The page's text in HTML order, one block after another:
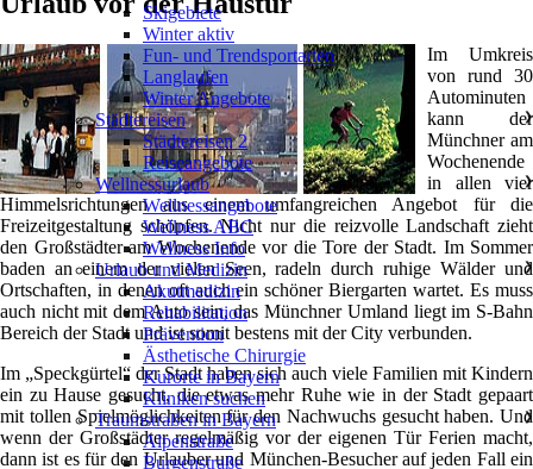
Im Umkreis
von rund 30
Autominuten
kann der
Münchner am
Wochenende
in allen vier
Himmelsrichtungen aus einem umfangreichen Angebot für die
Freizeitgestaltung schöpfen. Nicht nur die reizvolle Landschaft zieht
den Großstädter am Wochenende vor die Tore der Stadt. Im Sommer
baden an einem der vielen Seen, radeln durch ruhige Wälder und
Ortschaften, in denen oft auch ein schöner Biergarten wartet. Es muss
auch nicht mit dem Auto sein, das Münchner Umland liegt im S-Bahn
Bereich der Stadt und ist somit bestens mit der City verbunden.
Im „Speckgürtel“ der Stadt haben sich auch viele Familien mit Kindern
ein zu Hause gesucht, die etwas mehr Ruhe wie in der Stadt gepaart
mit tollen Spielmöglichkeiten für den Nachwuchs gesucht haben. Und
wenn der Großstädter regelmäßig vor der eigenen Tür Ferien macht,
dann ist es für den Urlauber und München-Besucher auf jeden Fall ein
Skigebiete
Winter aktiv
Fun- und Trendsportarten
Langlaufen
Winter Angebote
Städtereisen
❯
Städtereisen 2
Reiseangebote
Wellnessurlaub
❯
Wellnessangebote
Wellness ABC
Wellness Info
Urlaub und Medizin
❯
Akutmedizin
Rehabilitation
Prävention
Ästhetische Chirurgie
Kurorte in Bayern
Kliniken suchen
Traumstraßen in Bayern
❯
Alpenstraße
Burgenstraße